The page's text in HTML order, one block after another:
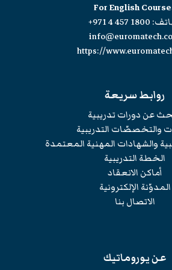
For English
+971 4 457 1800
https://
روابط سريعة
عن دورات تدريبية
والتخصصّات التدريبية
والشهادات المهنية المعتمدة
الخطة التدريبية
أماكن الانعقاد
المدوّنة الإلكترونية
الاتصال بنا
عن يوروماتيك